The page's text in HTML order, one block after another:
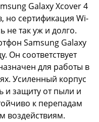
Galaxy Xcover 4
но сертификация Wi-
не так уж и долго.
Samsung Galaxy
Он соответствует
для работы в
Усиленный корпус
и защиту от пыли и
к перепадам
воздействиям.